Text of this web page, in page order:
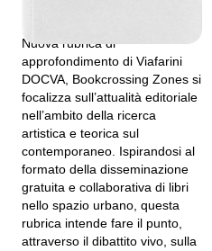
Nuova rubrica di
approfondimento di Viafarini
DOCVA, Bookcrossing Zones si
focalizza sull’attualità editoriale
nell’ambito della ricerca
artistica e teorica sul
contemporaneo. Ispirandosi al
formato della disseminazione
gratuita e collaborativa di libri
nello spazio urbano, questa
rubrica intende fare il punto,
attraverso il dibattito vivo, sulla